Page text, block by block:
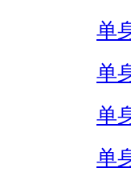
单
单
单
单